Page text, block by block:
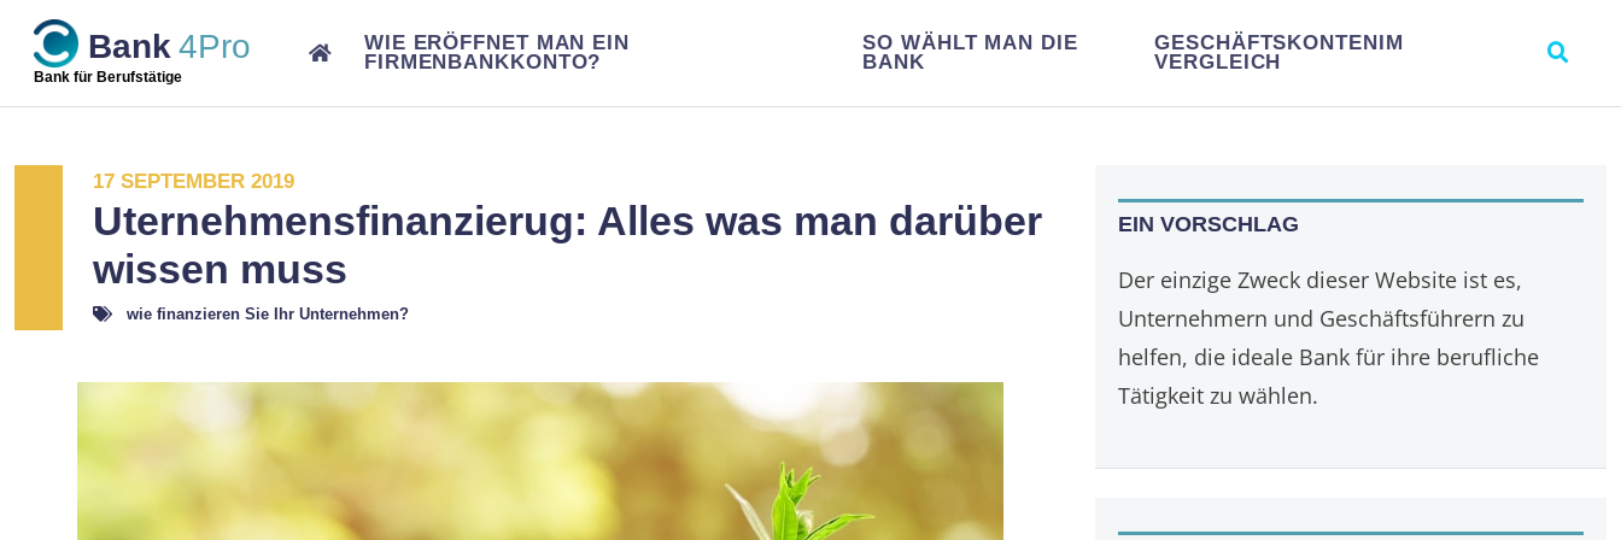
Skip
content
Bank 4Pro
Bank für Berufstätige
WIE ERÖFFNET MAN EIN
FIRMENBANKKONTO?
SO WÄHLT MAN DIE
BANK
GESCHÄFTSKONTENIM
VERGLEICH
17 SEPTEMBER 2019
Uternehmensfinanzierug: Alles was man darüber
wissen muss
wie finanzieren Sie Ihr Unternehmen?
EIN VORSCHLAG
Der einzige Zweck dieser Website ist es,
Unternehmern und Geschäftsführern zu
helfen, die ideale Bank für ihre berufliche
Tätigkeit zu wählen.